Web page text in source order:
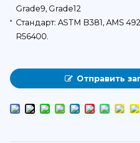
Grade9, Grade12
Стандарт: ASTM B381, AMS
R56400.
Отправить